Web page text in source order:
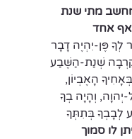
מתי שנת
אחד
לְךָ פֶּן-יִהְיֶה דָבָר
שְׁנַת-הַשֶּׁבַע
הָאֶבְיוֹן,
יְהוָה, וְהָיָה בְךָ
לְבָבְךָ בְּתִתְּךָ
לו סמוך